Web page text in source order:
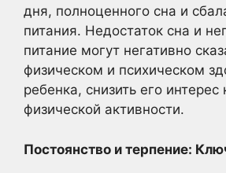
дня, полноценного сна и
питания. Недостаток сна и
питание могут негативно
физическом и психическом
ребенка, снизить его интерес
физической активности.
Постоянство и терпение: